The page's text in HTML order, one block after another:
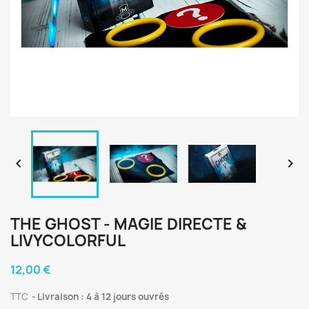
 
THE GHOST - MAGIE DIRECTE &
LIVYCOLORFUL
12,00 €
TTC Livraison : 4 à 12 jours ouvrés